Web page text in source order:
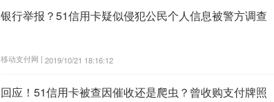
银行举报？51信用卡疑似侵犯公民个人信息被警方调查
移动支付网 | 2019/10/21 18:16:12
回应！51信用卡被查因催收还是爬虫？曾收购支付牌照